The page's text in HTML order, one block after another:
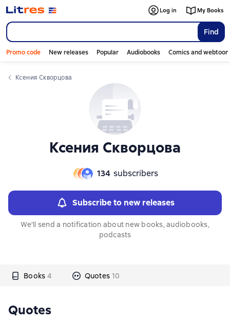
Find
Log in My Books
Promo code New releases Popular Audiobooks Comics and
Ксения Скворцова
Ксения Скворцова
134 subscribers
Subscribe to new releases
We'll send a notification about new books, audiobooks,
podcasts
Books 4 Quotes 10
Quotes